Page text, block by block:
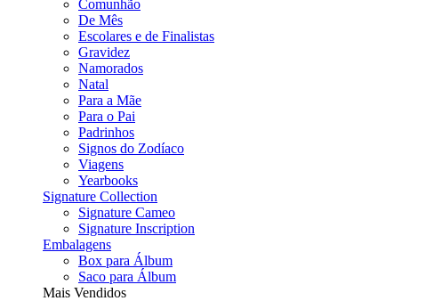
Comunhão
De Mês
Escolares e de Finalistas
Gravidez
Namorados
Natal
Para a Mãe
Para o Pai
Padrinhos
Signos do Zodíaco
Viagens
Yearbooks
Signature Collection
Signature Cameo
Signature Inscription
Embalagens
Box para Álbum
Saco para Álbum
Mais Vendidos